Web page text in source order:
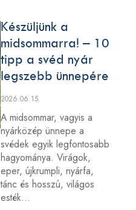
Készüljünk a
midsommarra! – 10
tipp a svéd nyár
legszebb ünnepére
2026.06.15.
A midsommar, vagyis a
nyárközép ünnepe a
svédek egyik legfontosabb
hagyománya. Virágok,
eper, újkrumpli, nyárfa,
tánc és hosszú, világos
esték…